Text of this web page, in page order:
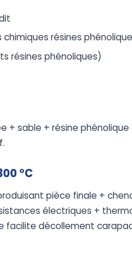
résines
résines phénoliques)
+ sable + résine phénolique
°C
pièce finale +
électriques +
facilite décollement